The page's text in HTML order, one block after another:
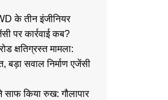
के तीन इंजीनियर
पर कार्रवाई कब?
क्षतिग्रस्त मामला:
बड़ा सवाल निर्माण एजेंसी
साफ किया रुख: गौलापार